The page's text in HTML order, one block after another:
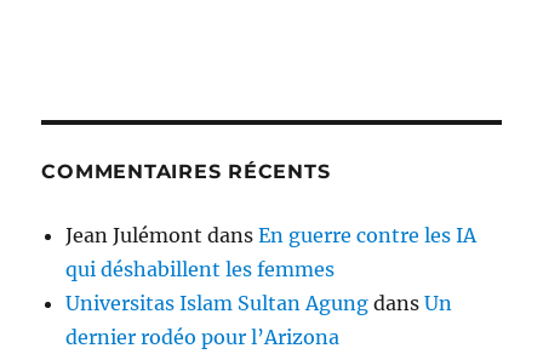
COMMENTAIRES RÉCENTS
Jean Julémont dansEn guerre contre les IA
qui déshabillent les femmes
Universitas Islam Sultan Agung dansUn
dernier rodéo pour l’Arizona